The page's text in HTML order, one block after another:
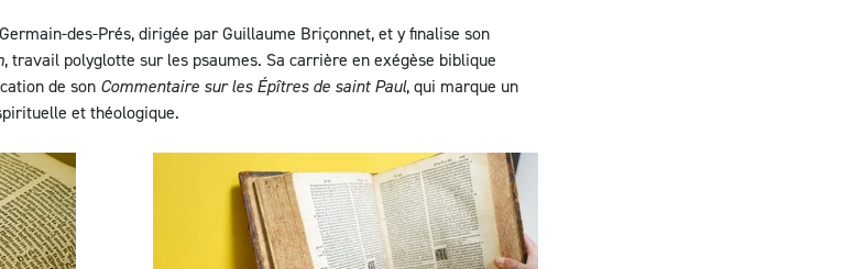
des-Prés, dirigée par Guillaume Briçonnet, et y finalise son
, travail polyglotte sur les psaumes. Sa carrière en exégèse biblique
de son Commentaire sur les Épîtres de saint Paul, qui marque un
et théologique.